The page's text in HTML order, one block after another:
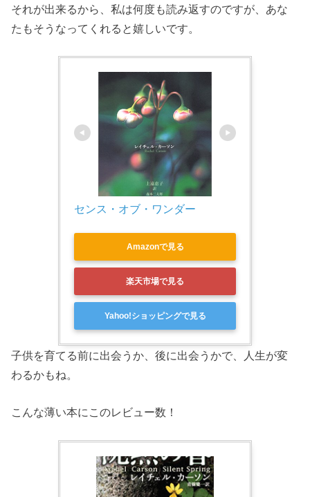
それが出来るから、私は何度も読み返すのですが、あな
たもそうなってくれると嬉しいです。
センス・オブ・ワンダー
Amazonで見る
楽天市場で見る
Yahoo!ショッピングで見る
子供を育てる前に出会うか、後に出会うかで、人生が変
わるかもね。
こんな薄い本にこのレビュー数！